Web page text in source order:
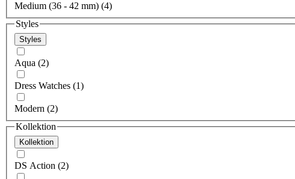
Medium (36 - 42 mm) (4)
Styles
Styles
Aqua (2)
Dress Watches (1)
Modern (2)
Kollektion
Kollektion
DS Action (2)